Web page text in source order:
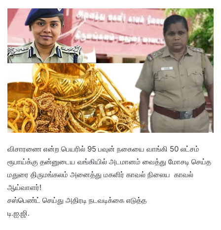
விசாரணை என்ற பெயரில் 95 பவுன் நகையை வாங்கி 50 லட்சம்
ரூபாய்க்கு தன்னுடைய வங்கியில் அடமானம் வைத்து மோசடி செய்த
மதுரை திருமங்கலம் அனைத்து மகளிர் காவல் நிலைய காவல்
ஆய்வாளர்!
சஸ்பெண்ட் செய்து அதிரடி நடவடிக்கை எடுத்த
டி.ஐ.ஜி.